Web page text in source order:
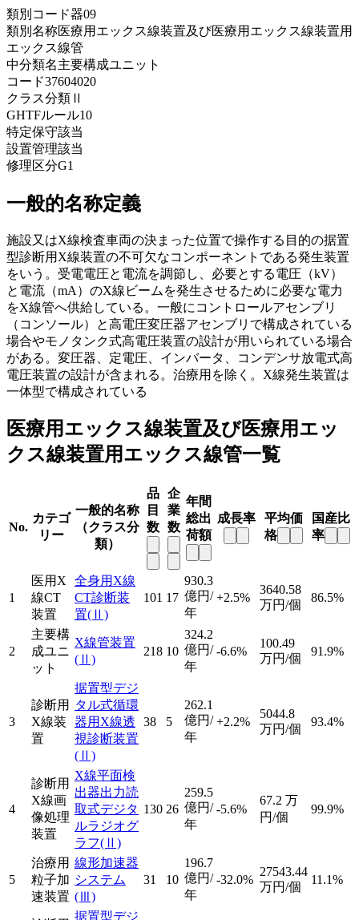
類別コード器09
類別名称医療用エックス線装置及び医療用エックス線装置用
エックス線管
中分類名主要構成ユニット
コード37604020
クラス分類 Ⅱ
GHTFルール10
特定保守該当
設置管理該当
修理区分G1
一般的名称定義
施設又はX線検査車両の決まった位置で操作する目的の据置
型診断用X線装置の不可欠なコンポーネントである発生装置
をいう。受電電圧と電流を調節し、必要とする電圧（kV）
と電流（mA）のX線ビームを発生させるために必要な電力
をX線管へ供給している。一般にコントロールアセンブリ
（コンソール）と高電圧変圧器アセンブリで構成されている
場合やモノタンク式高電圧装置の設計が用いられている場合
がある。変圧器、定電圧、インバータ、コンデンサ放電式高
電圧装置の設計が含まれる。治療用を除く。X線発生装置は
一体型で構成されている
医療用エックス線装置及び医療用エッ
クス線装置用エックス線管一覧
No.
カテゴ
リー
一般的名称
（クラス分
類）
品
目
数
企
業
数
年間
総出
荷額
成長率
平均価
格
国産比
率
1
医用X
線CT
装置
全身用X線
CT診断装
置(Ⅱ)
101 17
930.3
億円/
年
+2.5%
3640.58
万円/個
86.5%
2
主要構
成ユニ
ット
X線管装置
(Ⅱ)
218 10
324.2
億円/
年
-6.6%
100.49
万円/個
91.9%
3
診断用
X線装
置
据置型デジ
タル式循環
器用X線透
視診断装置
(Ⅱ)
38 5
262.1
億円/
年
+2.2%
5044.8
万円/個
93.4%
4
診断用
X線画
像処理
装置
X線平面検
出器出力読
取式デジタ
ルラジオグ
ラフ(Ⅱ)
130 26
259.5
億円/
年
-5.6%
67.2 万
円/個
99.9%
5
治療用
粒子加
速装置
線形加速器
システム
(Ⅲ)
31 10
196.7
億円/
年
-32.0%
27543.44
万円/個
11.1%
据置型デジ